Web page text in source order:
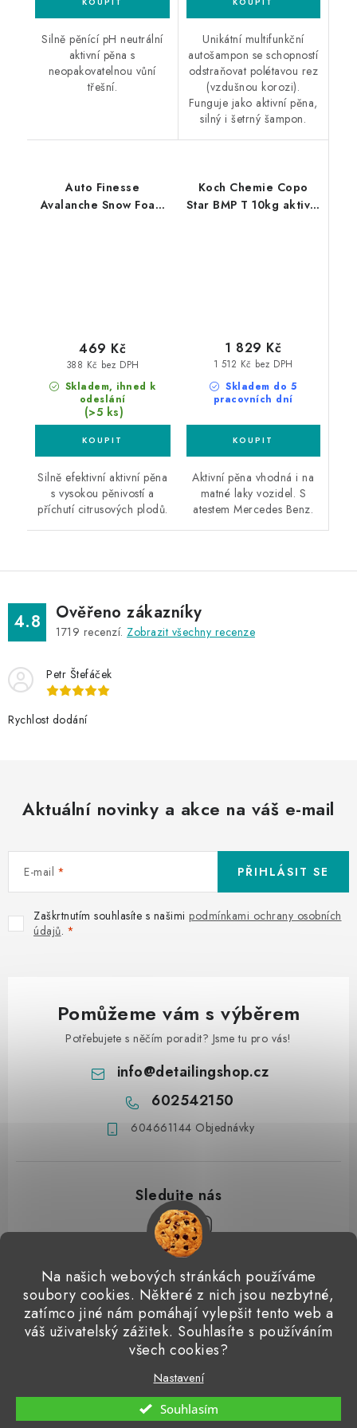
Na našich webových stránkách používáme
soubory cookies. Některé z nich jsou nezbytné,
zatímco jiné nám pomáhají vylepšit tento web a
váš uživatelský zážitek. Souhlasíte s používáním
všech cookies?
Nastavení
Souhlasím
Silně pěnící pH neutrální
aktivní pěna s
neopakovatelnou vůní
třešní.
Unikátní multifunkční
autošampon se schopností
odstraňovat polétavou rez
(vzdušnou korozi).
Funguje jako aktivní pěna,
silný i šetrný šampon.
Auto Finesse
Avalanche Snow Foam
Skladem, ihned k
odeslání
(>5 ks)
388 Kč bez DPH
469 Kč
Silně efektivní aktivní pěna
s vysokou pěnivostí a
příchutí citrusových plodů.
Koch Chemie Copo
Star BMP T 10kg aktivní
Skladem do 5
pracovních dní
1 512 Kč bez DPH
1 829 Kč
Aktivní pěna vhodná i na
matné laky vozidel. S
atestem Mercedes Benz.
4.8 Ověřeno zákazníky
1719 recenzí. Zobrazit všechny recenze
Petr Štefáček
Rychlost dodání
Aktuální novinky a akce na váš e-mail
E-mail
Zaškrtnutím souhlasíte s našimi podmínkami ochrany osobních
údajů.
PŘIHLÁSIT SE
Pomůžeme vám s výběrem
Potřebujete s něčím poradit? Jsme tu pro vás!
info@detailingshop.cz
602542150
604661144 Objednávky
Přijímáme online platby
Detailingclub Dodo Juice Gyeon Quartz ValetPRO
Microfiber Madness
Vytvořil Shoptet
Copyright 2026Detailingshop. Všechna práva vyhrazena.